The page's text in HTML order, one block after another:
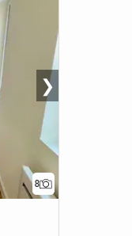
8
❯